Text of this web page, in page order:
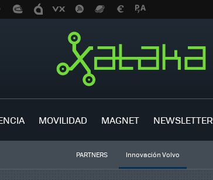
MOVILIDAD MAGNET NEWSLETTER
PARTNERS Innovación Volvo